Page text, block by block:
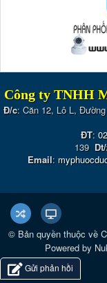
Công ty TNHH
Đ/c: Căn 12, Lô L,
ĐT:
139
Email:
Gửi phản hồi
© Bản quyền thuộc về
Powered by